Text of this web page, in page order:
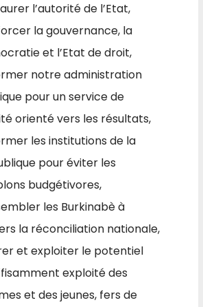
l’autorité de l’Etat,
la gouvernance, la
et l’Etat de droit,
notre administration
pour un service de
orienté vers les résultats,
les institutions de la
pour éviter les
budgétivores,
les Burkinabè à
la réconciliation nationale,
et exploiter le potentiel
exploité des
et des jeunes, fers de